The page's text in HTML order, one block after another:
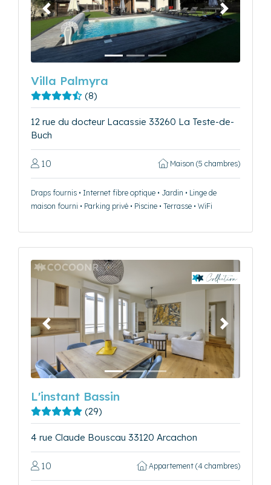
Précédent Suivant
Villa Palmyra
(8)
12 rue du docteur Lacassie 33260 La Teste-de-
Buch
10 Maison (5 chambres)
Draps fournis • Internet fibre optique • Jardin • Linge de
maison fourni • Parking privé • Piscine • Terrasse • WiFi
Précédent Suivant
L'instant Bassin
(29)
4 rue Claude Bouscau 33120 Arcachon
10 Appartement (4 chambres)